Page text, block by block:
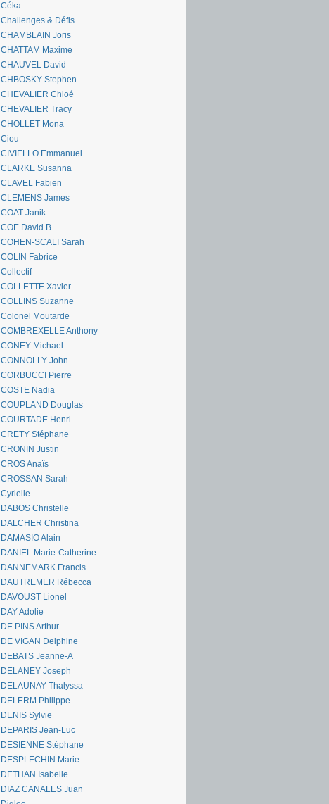
Céka
Challenges & Défis
CHAMBLAIN Joris
CHATTAM Maxime
CHAUVEL David
CHBOSKY Stephen
CHEVALIER Chloé
CHEVALIER Tracy
CHOLLET Mona
Ciou
CIVIELLO Emmanuel
CLARKE Susanna
CLAVEL Fabien
CLEMENS James
COAT Janik
COE David B.
COHEN-SCALI Sarah
COLIN Fabrice
Collectif
COLLETTE Xavier
COLLINS Suzanne
Colonel Moutarde
COMBREXELLE Anthony
CONEY Michael
CONNOLLY John
CORBUCCI Pierre
COSTE Nadia
COUPLAND Douglas
COURTADE Henri
CRETY Stéphane
CRONIN Justin
CROS Anaïs
CROSSAN Sarah
Cyrielle
DABOS Christelle
DALCHER Christina
DAMASIO Alain
DANIEL Marie-Catherine
DANNEMARK Francis
DAUTREMER Rébecca
DAVOUST Lionel
DAY Adolie
DE PINS Arthur
DE VIGAN Delphine
DEBATS Jeanne-A
DELANEY Joseph
DELAUNAY Thalyssa
DELERM Philippe
DENIS Sylvie
DEPARIS Jean-Luc
DESIENNE Stéphane
DESPLECHIN Marie
DETHAN Isabelle
DIAZ CANALES Juan